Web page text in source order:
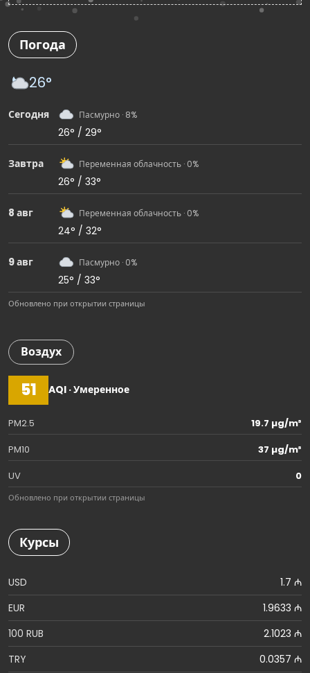
Погода
26°
Сегодня Пасмурно · 8%
26° / 29°
Завтра Переменная облачность · 0%
26° / 33°
8 авг Переменная облачность · 0%
24° / 32°
9 авг Пасмурно · 0%
25° / 33°
Обновлено при открытии страницы
Воздух
51 AQI · Умеренное
PM2.5
19.7 µg/m³
PM10
37 µg/m³
UV
0
Обновлено при открытии страницы
Курсы
USD
1.7 ₼
EUR
1.9633 ₼
100 RUB
2.1023 ₼
TRY
0.0357 ₼